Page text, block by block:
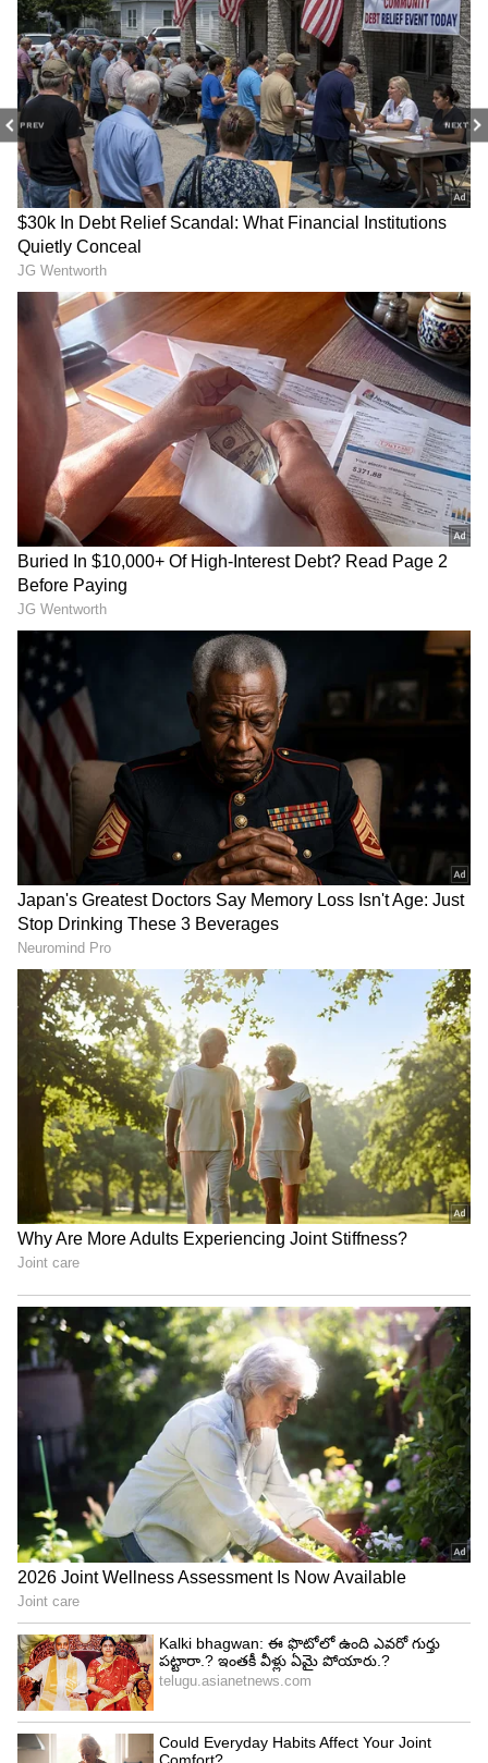
PREV NEXT
ఇది. మరి ఎలాంటి ఫలితాన్ని ఇస్తుందో చూడాలి.
Agadha: డర్టీ హరి తర్వాత
అందుకే గ్యాప్, అగధ బాక్సాఫీస్
హిట్ గ్యారెంటీ.. హీరో శ్రవణ్
కామెంట్స్
Toxic: టాక్సిక్ ట్రైలర్ రివ్యూ..
వామ్మో ఇలా ఉందేంటి, యష్
MS Raju: మా నాన్నతో సినిమా
చేస్తున్నప్పుడే చిరంజీవికి
పెళ్లయింది, రాంచరణ్ తో గోల్డెన్
ఛాన్స్ మిస్ చేసుకున్నా
Sobhita Dhulipala:
తెలుగమ్మాయి, పైగా అక్కినేని
కోడలు.. శోభితకి టాలీవుడ్‌లో నో
ఆఫర్స్, ఏం జరుగుతోంది ?
LATEST VIDEOS
చీరను నేసిన సీఎం చంద్రబాబు | CM
Chandrababu Chirala tour | Asianet
Telugu
బంగాళాఖాతంలో అల్పపీడనం...ఇక ఏపీలో
దంచుడే | Asianet News Telugu